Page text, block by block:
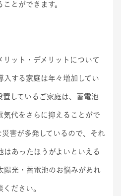
とができます。
ット・デメリットについて
する家庭は年々増加してい
置しているご家庭は、蓄電池
気代をさらに抑えることがで
災害が多発しているので、それ
はあったほうがよいといえる
陽光・蓄電池のお悩みがあれ
ださい。